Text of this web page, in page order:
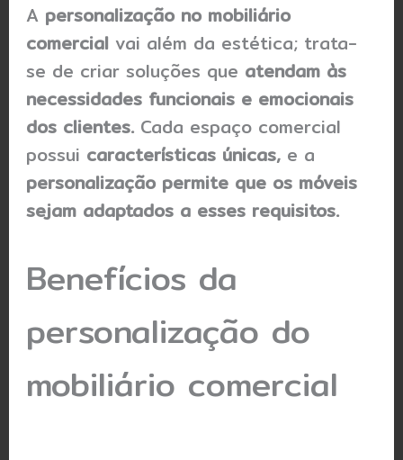
A personalização no mobiliário
comercial vai além da estética; trata-
se de criar soluções que atendam às
necessidades funcionais e emocionais
dos clientes. Cada espaço comercial
possui características únicas, e a
personalização permite que os móveis
sejam adaptados a esses requisitos.
Benefícios da
personalização do
mobiliário comercial